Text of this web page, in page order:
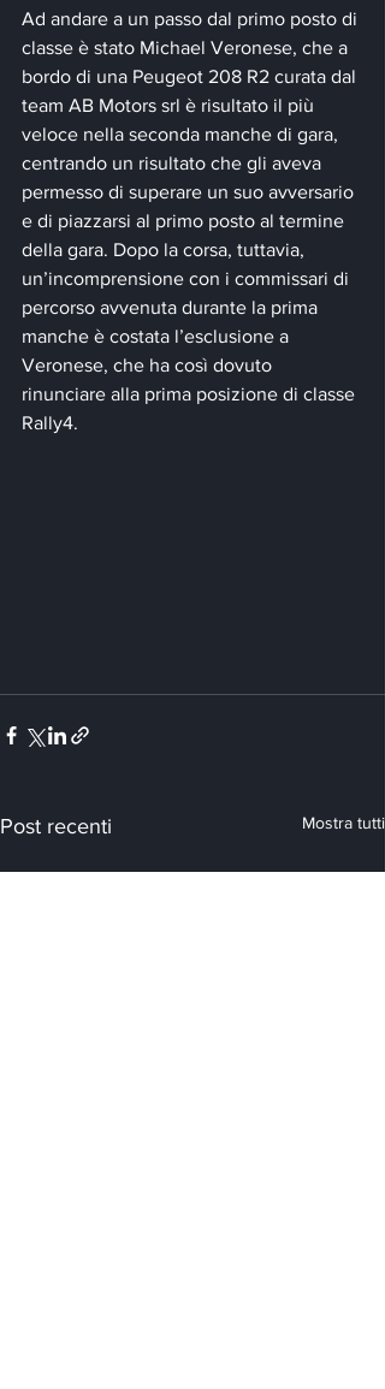
Ad andare a un passo dal primo posto di
classe è stato Michael Veronese, che a
bordo di una Peugeot 208 R2 curata dal
team AB Motors srl è risultato il più
veloce nella seconda manche di gara,
centrando un risultato che gli aveva
permesso di superare un suo avversario
e di piazzarsi al primo posto al termine
della gara. Dopo la corsa, tuttavia,
un’incomprensione con i commissari di
percorso avvenuta durante la prima
manche è costata l’esclusione a
Veronese, che ha così dovuto
rinunciare alla prima posizione di classe
Rally4.
Post recenti Mostra tutti